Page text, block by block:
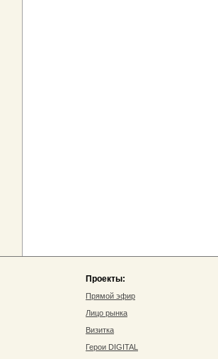
Проекты:
Прямой эфир
Лицо рынка
Визитка
Герои DIGITAL